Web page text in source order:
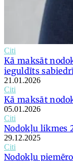
Citi
Kā maksāt
ieguldīts
21.01.2026
Citi
Kā maksāt
05.01.2026
Citi
Nodokļu likmes
29.12.2025
Citi
Nodokļu